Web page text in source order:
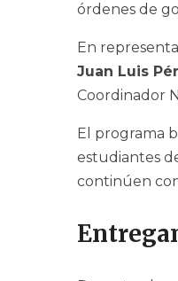
órdenes de
En
Juan Luis
Coordinador
El programa
estudiantes
continúen